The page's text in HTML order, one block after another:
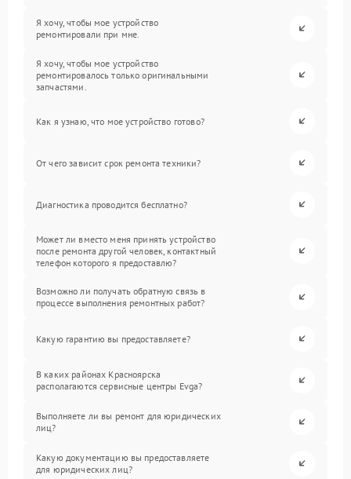
Я хочу, чтобы мое устройство
ремонтировали при мне.
Я хочу, чтобы мое устройство
ремонтировалось только оригинальными
запчастями.
Как я узнаю, что мое устройство готово?
От чего зависит срок ремонта техники?
Диагностика проводится бесплатно?
Может ли вместо меня принять устройство
после ремонта другой человек, контактный
телефон которого я предоставлю?
Возможно ли получать обратную связь в
процессе выполнения ремонтных работ?
Какую гарантию вы предоставляете?
В каких районах Красноярска
располагаются сервисные центры Evga?
Выполняете ли вы ремонт для юридических
лиц?
Какую документацию вы предоставляете
для юридических лиц?